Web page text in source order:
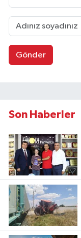
Gönder
Son Haberler